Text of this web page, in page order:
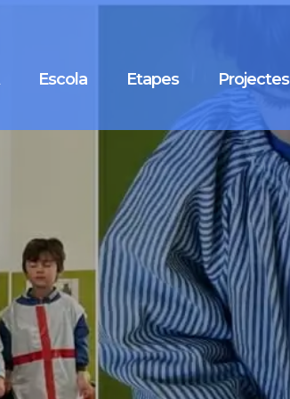
Escola Etapes Projectes